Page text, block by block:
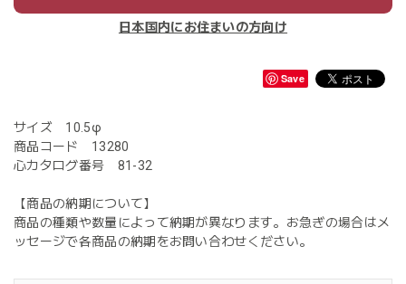
日本国内にお住まいの方向け
Save
サイズ 10.5φ
商品コード 13280
心カタログ番号 81-32
【商品の納期について】
商品の種類や数量によって納期が異なります。お急ぎの場合はメ
ッセージで各商品の納期をお問い合わせください。